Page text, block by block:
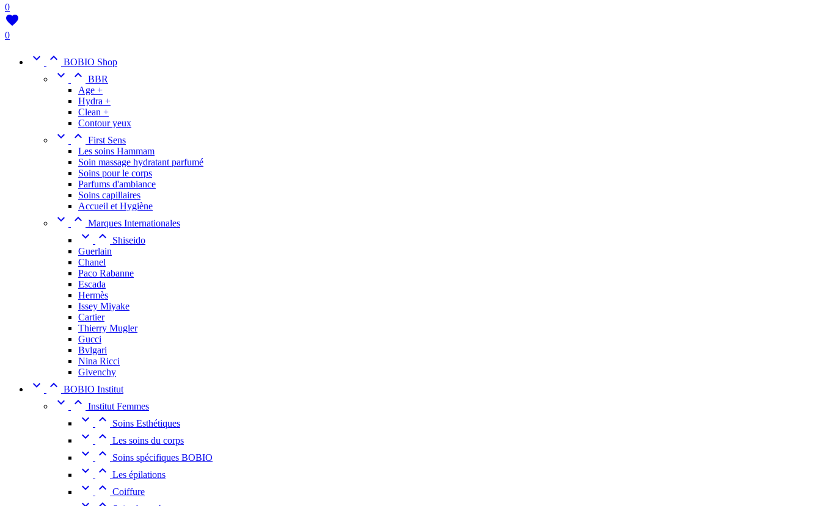
0

0
  BOBIO Shop
  BBR
Age +
Hydra +
Clean +
Contour yeux
  First Sens
Les soins Hammam
Soin massage hydratant parfumé
Soins pour le corps
Parfums d'ambiance
Soins capillaires
Accueil et Hygiène
  Marques Internationales
 
Shiseido
Guerlain
Chanel
Paco Rabanne
Escada
Hermès
Issey Miyake
Cartier
Thierry Mugler
Gucci
Bvlgari
Nina Ricci
Givenchy
  BOBIO Institut
  Institut Femmes
  Soins Esthétiques
  Les soins du corps
  Soins spécifiques BOBIO
  Les épilations
  Coiffure